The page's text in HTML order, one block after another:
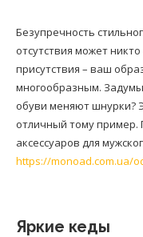
Безупречность
отсутствия может
присутствия – ваш
многообразным.
обуви меняют шнурки?
отличный тому пример.
аксессуаров для
https://monoad.com.ua/
Яркие кеды